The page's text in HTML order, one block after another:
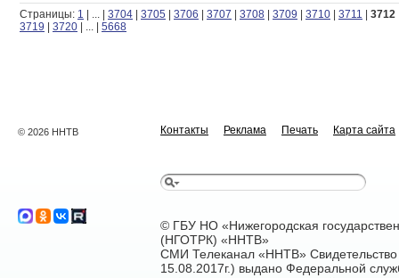
Страницы: 1 | | 3704 | 3705 | 3706 | 3707 | 3708 | 3709 | 3710 | 3711 | 3712
3719 | 3720 | | 5668
© 2026 ННТВ Контакты Реклама Печать Карта сайта
© ГБУ НО «Нижегородская
(НГОТРК) «ННТВ»
СМИ Телеканал «ННТВ»
15.08.2017г.) выдано Федеральной